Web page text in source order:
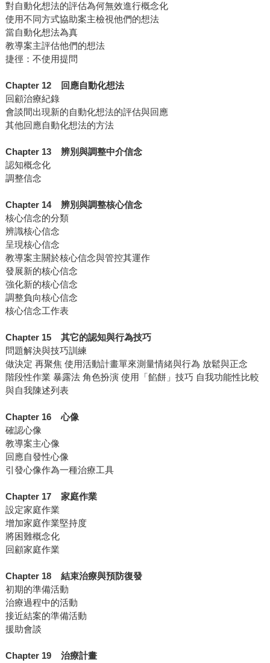
對自動化想法的評估為何無效進行概念化
使用不同方式協助案主檢視他們的想法
當自動化想法為真
教導案主評估他們的想法
捷徑：不使用提問
Chapter 12 回應自動化想法
回顧治療紀錄
會談間出現新的自動化想法的評估與回應
其他回應自動化想法的方法
Chapter 13 辨別與調整中介信念
認知概念化
調整信念
Chapter 14 辨別與調整核心信念
核心信念的分類
辨識核心信念
呈現核心信念
教導案主關於核心信念與管控其運作
發展新的核心信念
強化新的核心信念
調整負向核心信念
核心信念工作表
Chapter 15 其它的認知與行為技巧
問題解決與技巧訓練
做決定 再聚焦 使用活動計畫單來測量情緒與行為 放鬆與正念
階段性作業 暴露法 角色扮演 使用「餡餅」技巧 自我功能性比較
與自我陳述列表
Chapter 16 心像
確認心像
教導案主心像
回應自發性心像
引發心像作為一種治療工具
Chapter 17 家庭作業
設定家庭作業
增加家庭作業堅持度
將困難概念化
回顧家庭作業
Chapter 18 結束治療與預防復發
初期的準備活動
治療過程中的活動
接近結案的準備活動
援助會談
Chapter 19 治療計畫